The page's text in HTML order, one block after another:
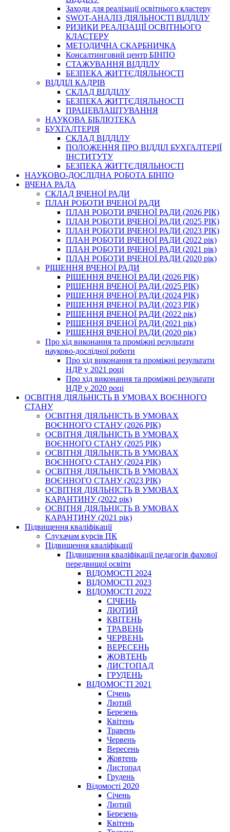
Заходи для реалізації освітнього кластеру
SWOT-АНАЛІЗ ДІЯЛЬНОСТІ ВІДДІЛУ
РИЗИКИ РЕАЛІЗАЦІЇ ОСВІТНЬОГО
КЛАСТЕРУ
МЕТОДИЧНА СКАРБНИЧКА
Консалтинговий центр БІНПО
СТАЖУВАННЯ ВІДДІЛУ
БЕЗПЕКА ЖИТТЄДІЯЛЬНОСТІ
ВІДДІЛ КАДРІВ
СКЛАД ВІДДІЛУ
БЕЗПЕКА ЖИТТЄДІЯЛЬНОСТІ
ПРАЦЕВЛАШТУВАННЯ
НАУКОВА БІБЛІОТЕКА
БУХГАЛТЕРІЯ
СКЛАД ВІДДІЛУ
ПОЛОЖЕННЯ ПРО ВІДДІЛ БУХГАЛТЕРІЇ
ІНСТИТУТУ
БЕЗПЕКА ЖИТТЄДІЯЛЬНОСТІ
НАУКОВО-ДОСЛІДНА РОБОТА БІНПО
ВЧЕНА РАДА
СКЛАД ВЧЕНОЇ РАДИ
ПЛАН РОБОТИ ВЧЕНОЇ РАДИ
ПЛАН РОБОТИ ВЧЕНОЇ РАДИ (2026 РІК)
ПЛАН РОБОТИ ВЧЕНОЇ РАДИ (2025 РІК)
ПЛАН РОБОТИ ВЧЕНОЇ РАДИ (2023 РІК)
ПЛАН РОБОТИ ВЧЕНОЇ РАДИ (2022 рік)
ПЛАН РОБОТИ ВЧЕНОЇ РАДИ (2021 рік)
ПЛАН РОБОТИ ВЧЕНОЇ РАДИ (2020 рік)
РІШЕННЯ ВЧЕНОЇ РАДИ
РІШЕННЯ ВЧЕНОЇ РАДИ (2026 РІК)
РІШЕННЯ ВЧЕНОЇ РАДИ (2025 РІК)
РІШЕННЯ ВЧЕНОЇ РАДИ (2024 РІК)
РІШЕННЯ ВЧЕНОЇ РАДИ (2023 РІК)
РІШЕННЯ ВЧЕНОЇ РАДИ (2022 рік)
РІШЕННЯ ВЧЕНОЇ РАДИ (2021 рік)
РІШЕННЯ ВЧЕНОЇ РАДИ (2020 рік)
Про хід виконання та проміжні результати
науково-дослідної роботи
Про хід виконання та проміжні результати
НДР у 2021 році
Про хід виконання та проміжні результати
НДР у 2020 році
ОСВІТНЯ ДІЯЛЬНІСТЬ В УМОВАХ ВОЄННОГО
СТАНУ
ОСВІТНЯ ДІЯЛЬНІСТЬ В УМОВАХ
ВОЄННОГО СТАНУ (2026 РІК)
ОСВІТНЯ ДІЯЛЬНІСТЬ В УМОВАХ
ВОЄННОГО СТАНУ (2025 РІК)
ОСВІТНЯ ДІЯЛЬНІСТЬ В УМОВАХ
ВОЄННОГО СТАНУ (2024 РІК)
ОСВІТНЯ ДІЯЛЬНІСТЬ В УМОВАХ
ВОЄННОГО СТАНУ (2023 РІК)
ОСВІТНЯ ДІЯЛЬНІСТЬ В УМОВАХ
КАРАНТИНУ (2022 рік)
ОСВІТНЯ ДІЯЛЬНІСТЬ В УМОВАХ
КАРАНТИНУ (2021 рік)
Підвищення кваліфікації
Слухачам курсів ПК
Підвищення кваліфікації
Підвищення кваліфікації педагогів фахової
передвищої освіти
ВІДОМОСТІ 2024
ВІДОМОСТІ 2023
ВІДОМОСТІ 2022
СІЧЕНЬ
ЛЮТИЙ
КВІТЕНЬ
ТРАВЕНЬ
ЧЕРВЕНЬ
ВЕРЕСЕНЬ
ЖОВТЕНЬ
ЛИСТОПАД
ГРУДЕНЬ
ВІДОМОСТІ 2021
Січень
Лютий
Березень
Квітень
Травень
Червень
Вересень
Жовтень
Листопад
Грудень
Відомості 2020
Січень
Лютий
Березень
Квітень